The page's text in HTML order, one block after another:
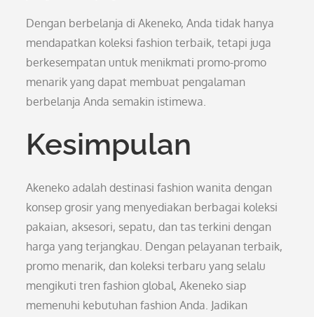
Dengan berbelanja di Akeneko, Anda tidak hanya
mendapatkan koleksi fashion terbaik, tetapi juga
berkesempatan untuk menikmati promo-promo
menarik yang dapat membuat pengalaman
berbelanja Anda semakin istimewa.
Kesimpulan
Akeneko adalah destinasi fashion wanita dengan
konsep grosir yang menyediakan berbagai koleksi
pakaian, aksesori, sepatu, dan tas terkini dengan
harga yang terjangkau. Dengan pelayanan terbaik,
promo menarik, dan koleksi terbaru yang selalu
mengikuti tren fashion global, Akeneko siap
memenuhi kebutuhan fashion Anda. Jadikan